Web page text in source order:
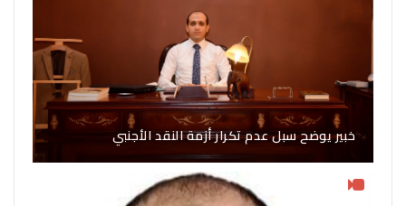
خبير يوضح سبل عدم تكرار أزمة النقد الأجنبي